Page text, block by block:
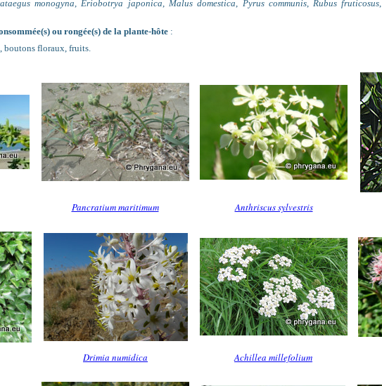
monogyna,Eriobotrya japonica, Malus domestica, Pyrus communis,Rubus fruticosus,
ou rongée(s) de la plante-hôte :
boutons floraux, fruits.
Pancratium maritimum Anthriscus sylvestris
Drimia numidica Achillea millefolium